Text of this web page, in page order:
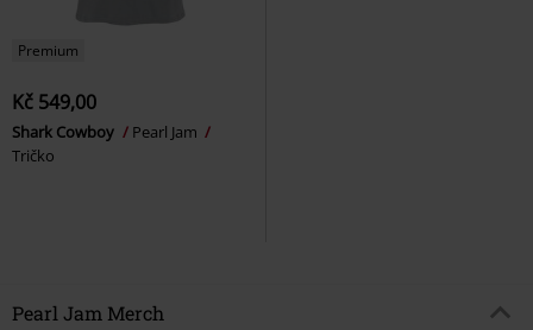
Premium
Kč 549,00
Shark Cowboy
Pearl Jam
Tričko
Pearl Jam Merch